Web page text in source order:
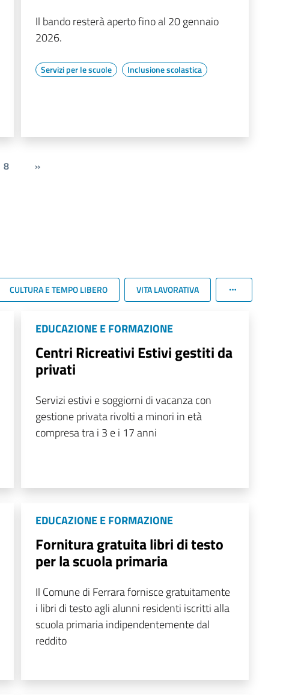
Il bando resterà aperto fino al 20 gennaio
2026.
Servizi per le scuole Inclusione scolastica
8 »
CULTURA E TEMPO LIBERO VITA LAVORATIVA
EDUCAZIONE E FORMAZIONE
Centri Ricreativi Estivi gestiti da
privati
Servizi estivi e soggiorni di vacanza con
gestione privata rivolti a minori in età
compresa tra i 3 e i 17 anni
EDUCAZIONE E FORMAZIONE
Fornitura gratuita libri di testo
per la scuola primaria
Il Comune di Ferrara fornisce gratuitamente
i libri di testo agli alunni residenti iscritti alla
scuola primaria indipendentemente dal
reddito